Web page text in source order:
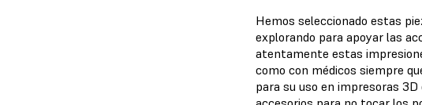
Hemos seleccionado estas
explorando para apoyar las
atentamente estas
como con médicos siempre
para su uso en impresoras